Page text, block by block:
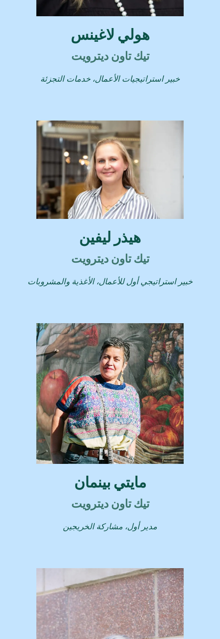
هولي لاغينس
تيك تاون ديترويت
خبير استراتيجيات الأعمال، خدمات التجزئة
هيذر ليفين
تيك تاون ديترويت
خبير استراتيجي أول للأعمال، الأغذية والمشروبات
مايتي بينمان
تيك تاون ديترويت
مدير أول، مشاركة الخريجين